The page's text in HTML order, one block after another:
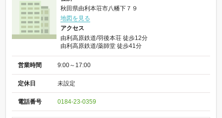
秋田県由利本荘市八幡下７９
地図を見る
アクセス
由利高原鉄道/羽後本荘 徒歩12分
由利高原鉄道/薬師堂 徒歩41分
営業時間 9:00～17:00
定休日 未設定
電話番号 0184-23-0359